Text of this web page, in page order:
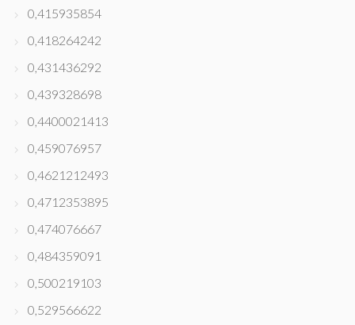
0,415935854
0,418264242
0,431436292
0,439328698
0,4400021413
0,459076957
0,4621212493
0,4712353895
0,474076667
0,484359091
0,500219103
0,529566622